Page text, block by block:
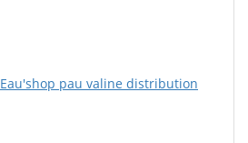
Eau'shop pau valine distribution